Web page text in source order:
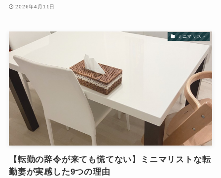
2026年4月11日
ミニマリスト
【転勤の辞令が来ても慌てない】ミニマリストな転
勤妻が実感した9つの理由